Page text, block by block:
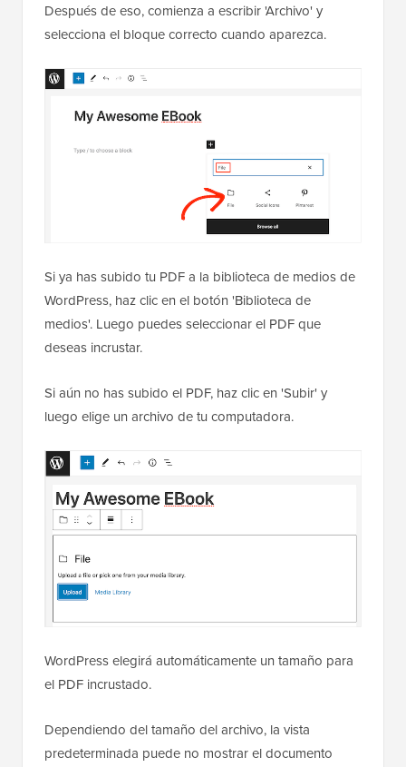
Después de eso, comienza a escribir 'Archivo' y
selecciona el bloque correcto cuando aparezca.
Si ya has subido tu PDF a la biblioteca de medios de
WordPress, haz clic en el botón 'Biblioteca de
medios'. Luego puedes seleccionar el PDF que
deseas incrustar.
Si aún no has subido el PDF, haz clic en 'Subir' y
luego elige un archivo de tu computadora.
WordPress elegirá automáticamente un tamaño para
el PDF incrustado.
Dependiendo del tamaño del archivo, la vista
predeterminada puede no mostrar el documento